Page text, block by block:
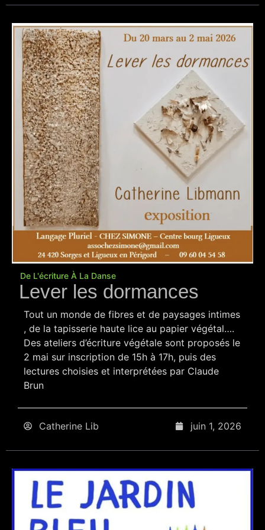
De L'écriture À La Danse
Lever les dormances
Tout un monde de fibres et de paysages intimes
, de la tapisserie haute lice au papier végétal….
Des ateliers d’écriture végétale sont proposés le
2 mai sur inscription de 15h à 17h, puis des
lectures choisies et interprétées par Claude
Brun
Catherine Lib juin 1, 2026